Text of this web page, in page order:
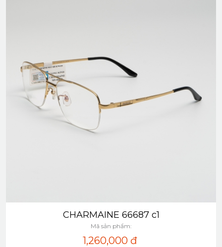
Xem nhanh
CHARMAINE 66687 c1
Mã sản phẩm:
1,260,000đ